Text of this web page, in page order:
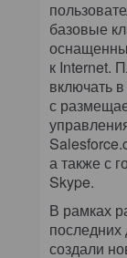
базовые
к Internet.
включать
с
а также с
Skype.
В рамках
последних
создали